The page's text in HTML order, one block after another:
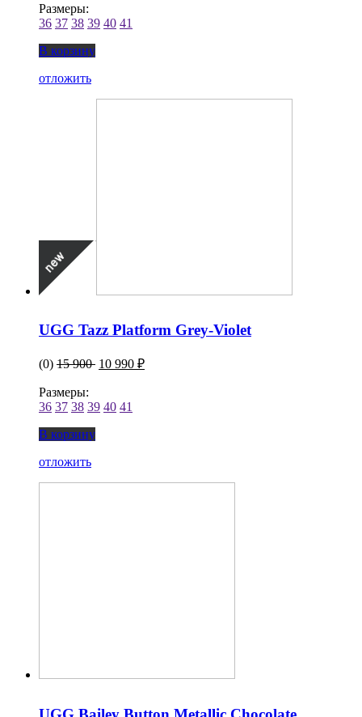
Размеры:
36 37 38 39 40 41
В корзину
отложить
UGG Tazz Platform Grey-Violet
(0) 15 900 10 990 ₽
Размеры:
36 37 38 39 40 41
В корзину
отложить